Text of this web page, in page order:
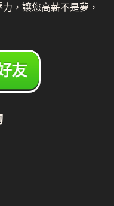
，讓您高薪不是夢，